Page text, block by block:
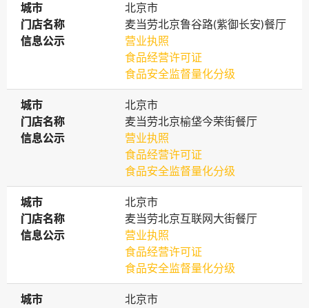
城市
城市
北京市
门店名称
门店名称
麦当劳北京鲁谷路(紫御长安)餐厅
信息公示
信息公示
营业执照
食品经营许可证
食品安全监督量化分级
城市
城市
北京市
门店名称
门店名称
麦当劳北京榆垡今荣街餐厅
信息公示
信息公示
营业执照
食品经营许可证
食品安全监督量化分级
城市
城市
北京市
门店名称
门店名称
麦当劳北京互联网大街餐厅
信息公示
信息公示
营业执照
食品经营许可证
食品安全监督量化分级
城市
城市
北京市